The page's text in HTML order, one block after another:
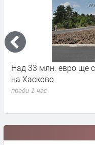
Над 33 млн. евро ще
на Хасково
преди 1 час